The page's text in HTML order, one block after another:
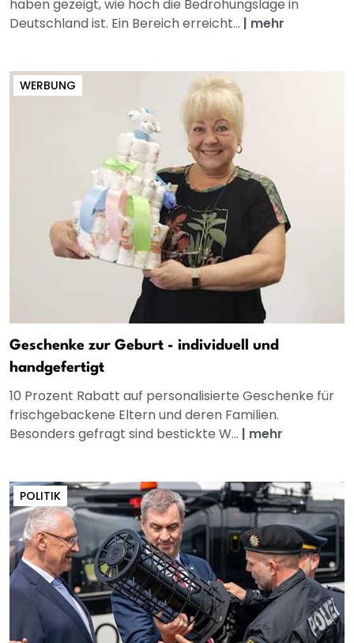
haben gezeigt, wie hoch die Bedrohungslage in
Deutschland ist. Ein Bereich erreicht... | mehr
WERBUNG
Geschenke zur Geburt - individuell und
handgefertigt
10 Prozent Rabatt auf personalisierte Geschenke für
frischgebackene Eltern und deren Familien.
Besonders gefragt sind bestickte W... | mehr
POLITIK